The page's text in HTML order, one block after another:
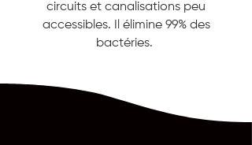
circuits et canalisations peu
accessibles. Il élimine 99% des
bactéries.